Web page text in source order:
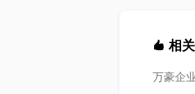
相
万豪企